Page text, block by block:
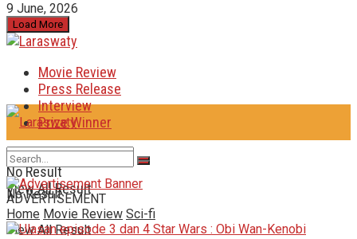
9 June, 2026
Load More
Movie Review
Press Release
Interview
Prize Winner
No Result
View All Result
No Result
View All Result
ADVERTISEMENT
Home Movie Review Sci-fi